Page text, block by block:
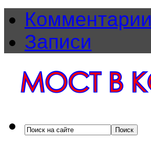
Комментарии
Записи